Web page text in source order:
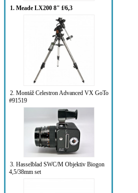
1. Meade LX200 8" f/6,3
2. Montáž Celestron Advanced VX GoTo
#91519
3. Hasselblad SWC/M Objektiv Biogon
4,5/38mm set